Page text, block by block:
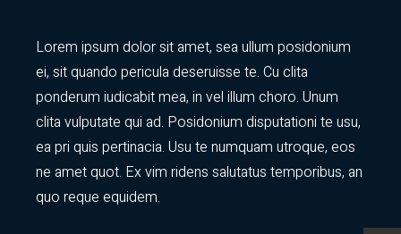
Lorem ipsum dolor sit amet, sea ullum posidonium
ei, sit quando pericula deseruisse te. Cu clita
ponderum iudicabit mea, in vel illum choro. Unum
clita vulputate qui ad. Posidonium disputationi te usu,
ea pri quis pertinacia. Usu te numquam utroque, eos
ne amet quot. Ex vim ridens salutatus temporibus, an
quo reque equidem.